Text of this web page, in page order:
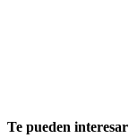
Te pueden interesar